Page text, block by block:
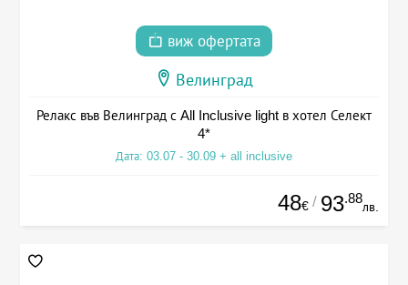
виж офертата
Велинград
Релакс във Велинград с All Inclusive light в хотел Селект
4*
Дата: 03.07 - 30.09 + all inclusive
48€ / 93.88
лв.